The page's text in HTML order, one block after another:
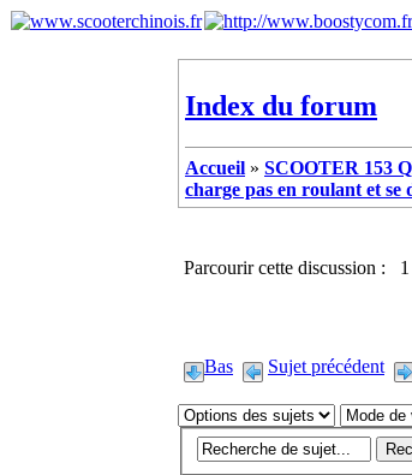
Index du forum
Accueil » SCOOTER 153
charge pas en roulant et se
Parcourir cette discussion :
Bas Sujet précédent